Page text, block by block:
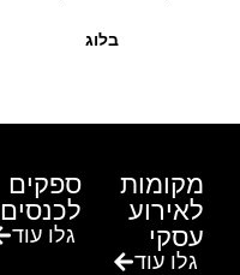
בלוג
מקומות
לאירוע
עסקי
גלו עוד
ספקים
לכנסים
גלו עוד